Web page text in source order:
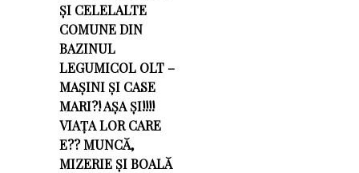
ȘI CELELALTE
COMUNE DIN
BAZINUL
LEGUMICOL OLT –
MAȘINI ȘI CASE
MARI?! AȘA ȘI!!!!
VIAȚA LOR CARE
E?? MUNCĂ,
MIZERIE ȘI BOALĂ